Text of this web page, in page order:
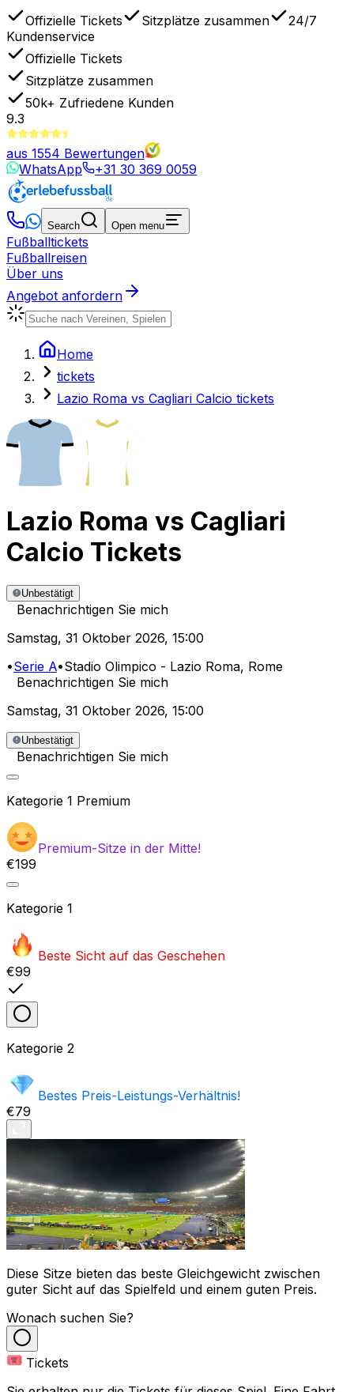
Offizielle Tickets Sitzplätze zusammen
24/7
Kundenservice
Offizielle Tickets
Sitzplätze zusammen
50k+ Zufriedene Kunden
9.3
aus 1554 Bewertungen
WhatsApp
+31 30 369 0059
Search Open menu
Fußballtickets
Fußballreisen
Über uns
Angebot anfordern
Home
tickets
Lazio Roma vs Cagliari Calcio tickets
Lazio Roma vs Cagliari
Calcio Tickets
Unbestätigt
Benachrichtigen Sie mich
Samstag, 31 Oktober 2026, 15:00
•Serie A•Stadio Olimpico - Lazio Roma, Rome
Benachrichtigen Sie mich
Samstag, 31 Oktober 2026, 15:00
Unbestätigt
Benachrichtigen Sie mich
Kategorie 1 Premium
Premium-Sitze in der Mitte!
€199
Kategorie 1
Beste Sicht auf das Geschehen
€99
Kategorie 2
Bestes Preis-Leistungs-Verhältnis!
€79
Diese Sitze bieten das beste Gleichgewicht zwischen
guter Sicht auf das Spielfeld und einem guten Preis.
Wonach suchen Sie?
Tickets